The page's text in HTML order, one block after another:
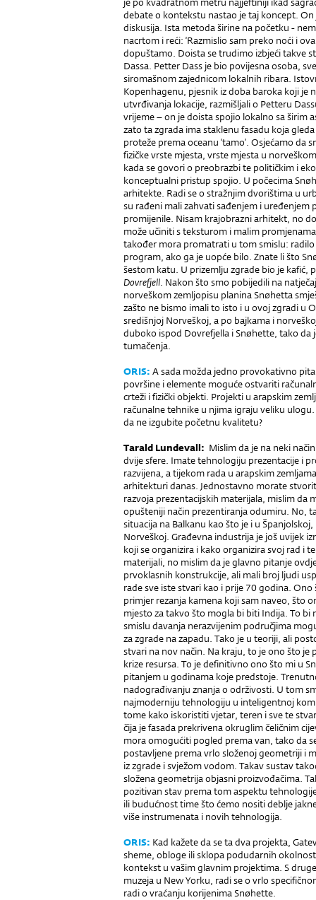
debate o kontekstu nastao je taj koncept.
diskusija. Ista metoda širine na početku -
nacrtom i reći: ‘Razmislio sam preko noći i
dopuštamo. Doista se trudimo izbjeći takve
Dassa. Petter Dass je bio povijesna osoba,
siromašnom zajednicom lokalnih ribara.
Kopenhagenu, pjesnik iz doba baroka koji je
utvrđivanja lokacije, razmišljali o Petteru
vrijeme – on je doista spojio lokalno sa širim
zato ta zgrada ima staklenu fasadu koja
proteže prema oceanu ‘tamo’. Osjećamo
fizičke vrste mjesta, vrste mjesta u
kada se govori o preobrazbi te političkim i
konceptualni pristup spojio. U počecima
arhitekte. Radi se o stražnjim dvorištima u
su rađeni mali zahvati sađenjem i
promijenile. Nisam krajobrazni arhitekt, no
može učiniti s teksturom i malim
također mora promatrati u tom smislu:
program, ako ga je uopće bilo. Znate li što
šestom katu. U prizemlju zgrade bio je kafić,
Dovrefjell. Nakon što smo pobijedili na
norveškom zemljopisu planina Snøhetta
zašto ne bismo imali to isto i u ovoj zgradi u
središnjoj Norveškoj, a po bajkama i
duboko ispod Dovrefjella i Snøhette, tako
tumačenja.
ORIS: A sada možda jedno provokativno
površine i elemente moguće ostvariti
crteži i fizički objekti. Projekti u arapskim
računalne tehnike u njima igraju veliku
da ne izgubite početnu kvalitetu?
Tarald Lundevall: Mislim da je na neki
dvije sfere. Imate tehnologiju prezentacije i
razvijena, a tijekom rada u arapskim
arhitekturi danas. Jednostavno morate
razvoja prezentacijskih materijala, mislim da
opušteniji način prezentiranja odumiru. No,
situacija na Balkanu kao što je i u
Norveškoj. Građevna in­dustrija je još uvijek
koji se organizira i kako organizira svoj rad i
materijali, no mislim da je glavno pitanje
prvoklasnih konstrukcije, ali mali broj ljudi
rade sve iste stvari kao i prije 70 godina.
primjer rezanja kamena koji sam naveo, što
mjesto za takvo što mogla bi biti Indija. To
smislu davanja nerazvijenim područjima
za zgrade na zapadu. Tako je u teoriji, ali
stvari na nov način. Na kraju, to je ono što
krize resursa. To je definitivno ono što mi u
pitanjem u godinama koje predstoje.
nadograđivanju znanja o održivosti. U tom
najmoderniju tehnologiju u inteligentnoj
tome kako iskoristiti vjetar, teren i sve te
čija je fasada prekrivena okruglim čeličnim
mora omogućiti pogled prema van, tako da
postavljene prema vrlo složenoj geometriji i
iz zgrade i svje­žom vodom. Takav sustav
složena geometrija objasni proizvođačima.
pozitivan stav prema tom aspektu
ili budućnost time što ćemo nositi deblje
više instrumenata i novih tehnologija.
ORIS: Kad kažete da se ta dva projekta,
sheme, obloge ili sklopa po­dudarnih
kontekst u vašim glavnim projektima. S
muzeja u New Yorku, radi se o vrlo
radi o vraćanju korijenima Snøhette.